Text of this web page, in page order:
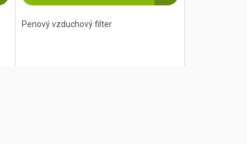
Penový vzduchový filter